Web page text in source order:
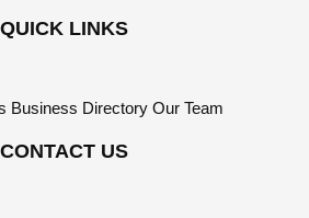
QUICK LINKS
Business Directory Our Team
CONTACT US